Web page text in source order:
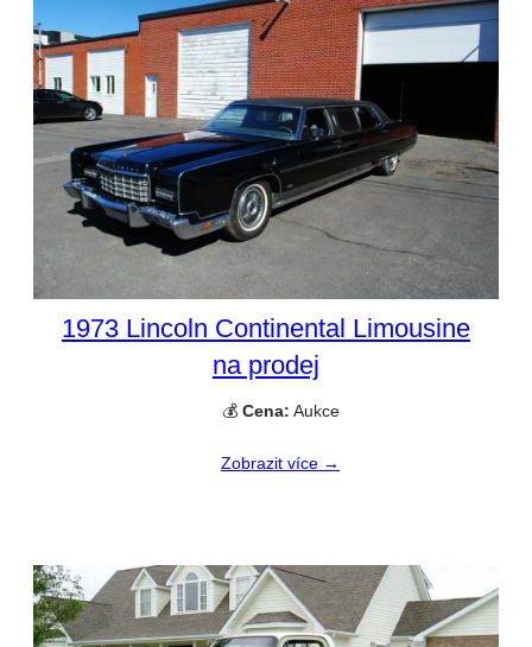
1973 Lincoln Continental Limousine
na prodej
💰 Cena: Aukce
Zobrazit více →